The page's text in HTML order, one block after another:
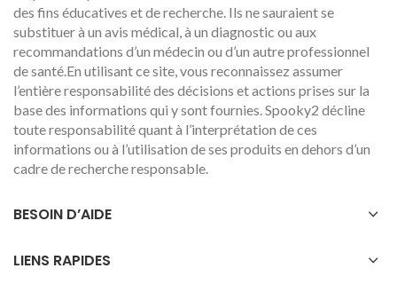
des fins éducatives et de recherche. Ils ne sauraient se
substituer à un avis médical, à un diagnostic ou aux
recommandations d’un médecin ou d’un autre professionnel
de santé.En utilisant ce site, vous reconnaissez assumer
l’entière responsabilité des décisions et actions prises sur la
base des informations qui y sont fournies. Spooky2 décline
toute responsabilité quant à l’interprétation de ces
informations ou à l’utilisation de ses produits en dehors d’un
cadre de recherche responsable.
BESOIN D’AIDE
LIENS RAPIDES